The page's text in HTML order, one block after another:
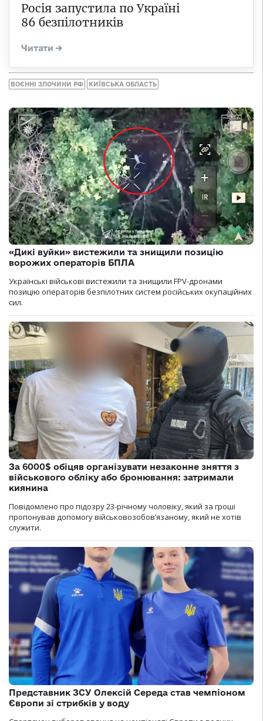
Росія запустила по Україні
86 безпілотників
ВОЄННІ ЗЛОЧИНИ РФ КИЇВСЬКА ОБЛАСТЬ
«Дикі вуйки» вистежили та знищили позицію
ворожих операторів БПЛА
Українські військові вистежили та знищили FPV-дронами
позицію операторів безпілотних систем російських окупаційних
сил.
За 6000$ обіцяв організувати незаконне зняття з
військового обліку або бронювання: затримали
киянина
Повідомлено про підозру 23-річному чоловіку, який за гроші
пропонував допомогу військовозобов’язаному, який не хотів
служити.
Представник ЗСУ Олексій Середа став чемпіоном
Європи зі стрибків у воду